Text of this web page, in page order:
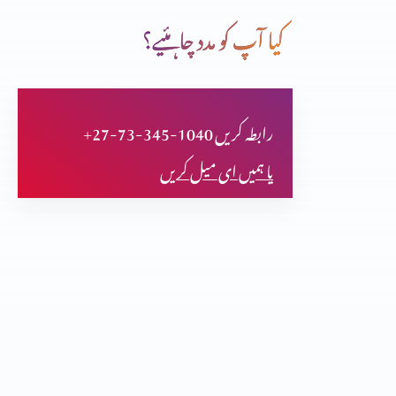
یسوع کی صورت بدل جانا
شاگردوں کا یسوع کے مسیح ہونے کا اقرار
کیا آپ کو مدد چاہئیے؟
+27-73-345-1040 رابطہ کریں
یا ہمیں ای میل کریں